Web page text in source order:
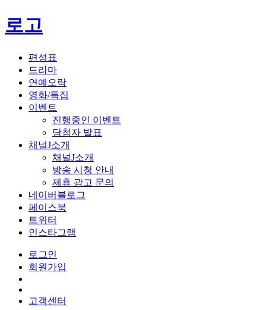
로고
편성표
드라마
연예오락
영화/특집
이벤트
진행중인 이벤트
당첨자 발표
채널J소개
채널J소개
방송 시청 안내
제휴 광고 문의
네이버블로그
페이스북
트위터
인스타그램
로그인
회원가입
고객센터